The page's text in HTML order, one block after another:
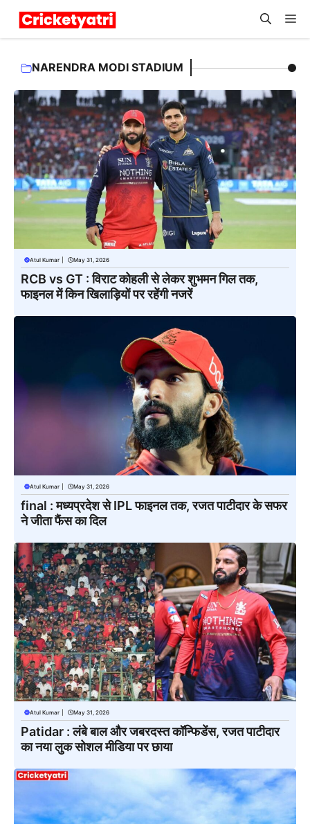
Skip
content
NARENDRA MODI STADIUM
Atul Kumar May 31, 2026
RCB vs GT : विराट कोहली से लेकर शुभमन गिल तक,
फाइनल में किन खिलाड़ियों पर रहेंगी नजरें
Atul Kumar May 31, 2026
final : मध्यप्रदेश से IPL फाइनल तक, रजत पाटीदार के सफर
ने जीता फैंस का दिल
Atul Kumar May 31, 2026
Patidar : लंबे बाल और जबरदस्त कॉन्फिडेंस, रजत पाटीदार
का नया लुक सोशल मीडिया पर छाया